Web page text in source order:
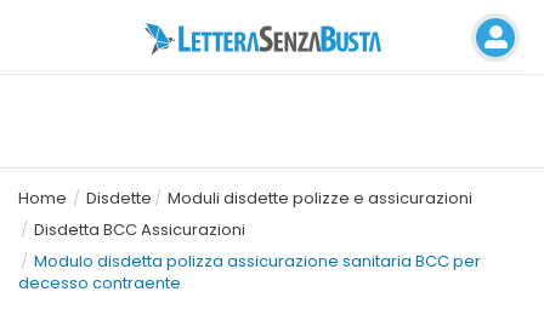
Home Disdette
Moduli disdette polizze e assicurazioni
Disdetta BCC Assicurazioni
Modulo disdetta polizza assicurazione sanitaria BCC per
decesso contraente